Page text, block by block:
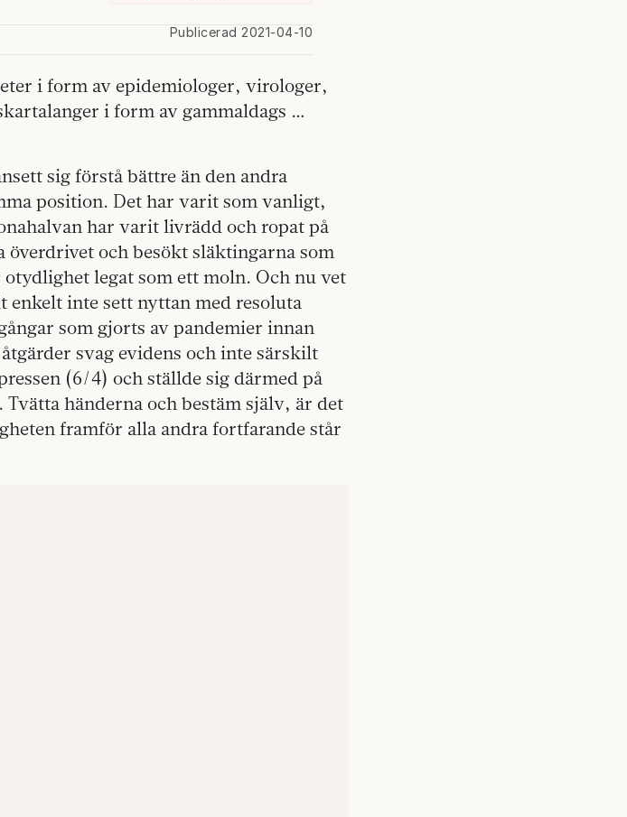
Publicerad 2021-04-10
i form av epidemiologer, virologer,
i form av gammaldags …
sig förstå bättre än den andra
position. Det har varit som vanligt,
har varit livrädd och ropat på
och besökt släktingarna som
legat som ett moln. Och nu vet
inte sett nyttan med resoluta
som gjorts av pandemier innan
svag evidens och inte särskilt
(6/4) och ställde sig därmed på
händerna och bestäm själv, är det
framför alla andra fortfarande står